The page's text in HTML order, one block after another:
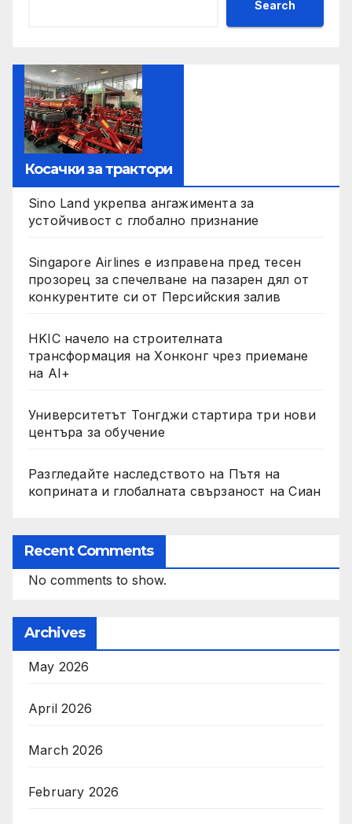
Search
Косачки за трактори
Sino Land укрепва ангажимента за
устойчивост с глобално признание
Singapore Airlines е изправена пред тесен
прозорец за спечелване на пазарен дял от
конкурентите си от Персийския залив
HKIC начело на строителната
трансформация на Хонконг чрез приемане
на AI+
Университетът Тонгджи стартира три нови
центъра за обучение
Разгледайте наследството на Пътя на
коприната и глобалната свързаност на Сиан
Recent Comments
No comments to show.
Archives
May 2026
April 2026
March 2026
February 2026